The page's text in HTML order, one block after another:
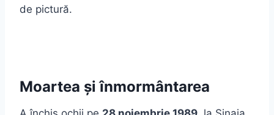
de pictură.
Moartea și înmormântarea